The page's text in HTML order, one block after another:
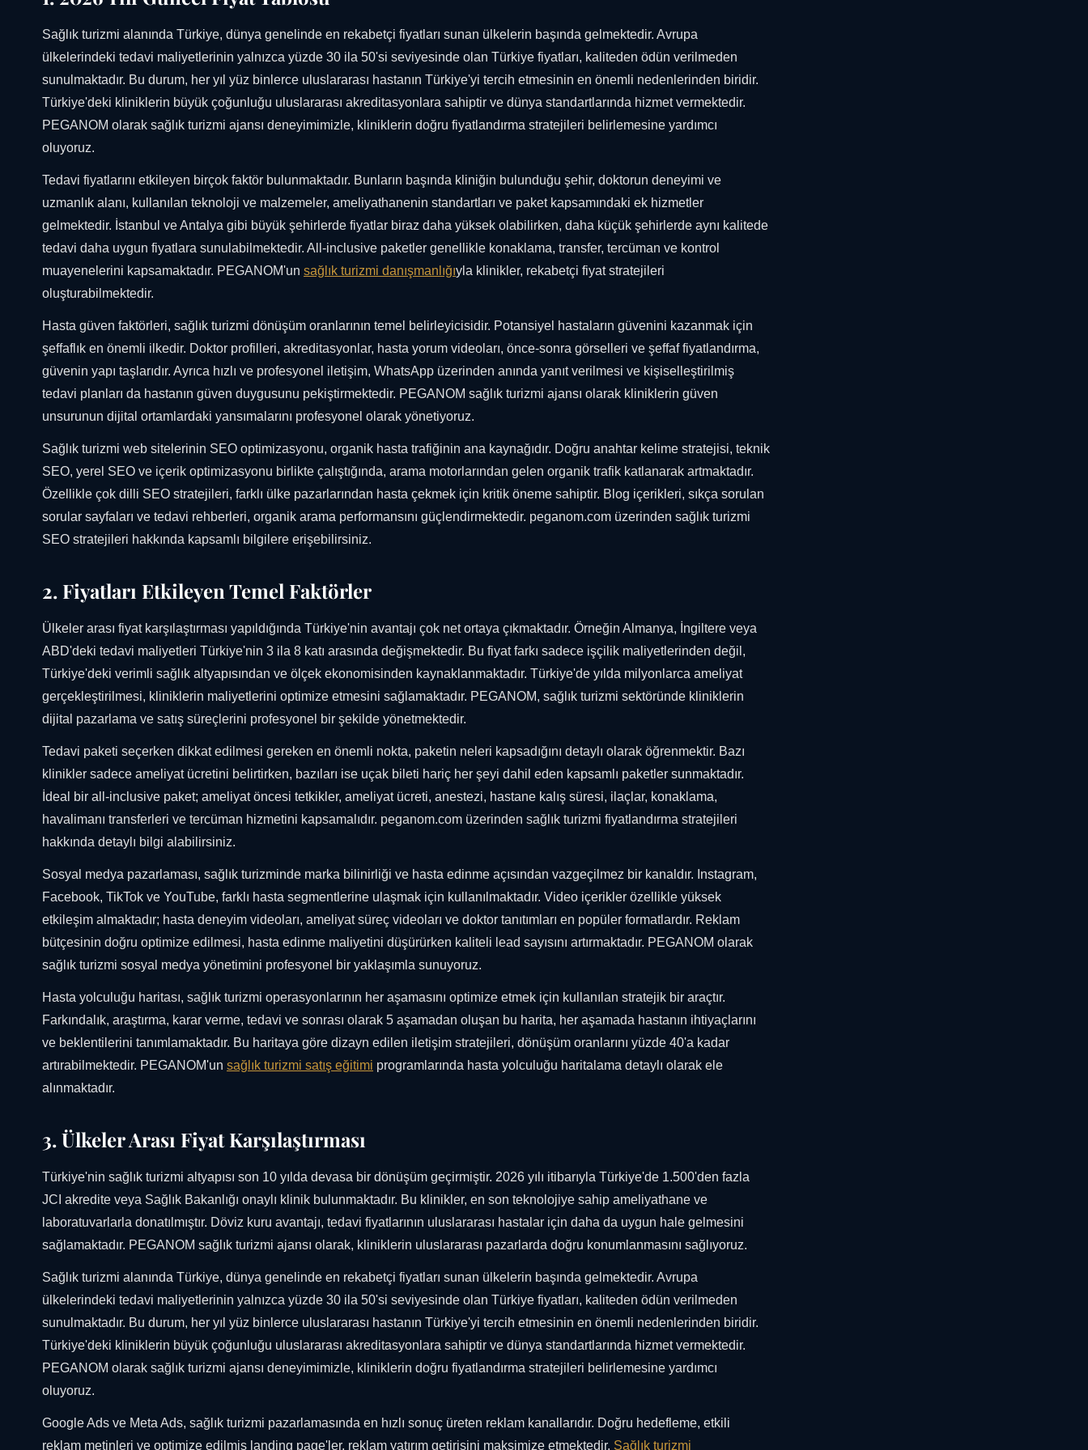
Sağlık turizmi alanında Türkiye, dünya genelinde en rekabetçi fiyatları sunan ülkelerin başında gelmektedir. Avrupa
ülkelerindeki tedavi maliyetlerinin yalnızca yüzde 30 ila 50'si seviyesinde olan Türkiye fiyatları, kaliteden ödün verilmeden
sunulmaktadır. Bu durum, her yıl yüz binlerce uluslararası hastanın Türkiye'yi tercih etmesinin en önemli nedenlerinden biridir.
Türkiye'deki kliniklerin büyük çoğunluğu uluslararası akreditasyonlara sahiptir ve dünya standartlarında hizmet vermektedir.
PEGANOM olarak sağlık turizmi ajansı deneyimimizle, kliniklerin doğru fiyatlandırma stratejileri belirlemesine yardımcı
oluyoruz.
Tedavi fiyatlarını etkileyen birçok faktör bulunmaktadır. Bunların başında kliniğin bulunduğu şehir, doktorun deneyimi ve
uzmanlık alanı, kullanılan teknoloji ve malzemeler, ameliyathanenin standartları ve paket kapsamındaki ek hizmetler
gelmektedir. İstanbul ve Antalya gibi büyük şehirlerde fiyatlar biraz daha yüksek olabilirken, daha küçük şehirlerde aynı kalitede
tedavi daha uygun fiyatlara sunulabilmektedir. All-inclusive paketler genellikle konaklama, transfer, tercüman ve kontrol
muayenelerini kapsamaktadır. PEGANOM'un sağlık turizmi danışmanlığıyla klinikler, rekabetçi fiyat stratejileri
oluşturabilmektedir.
Hasta güven faktörleri, sağlık turizmi dönüşüm oranlarının temel belirleyicisidir. Potansiyel hastaların güvenini kazanmak için
şeffaflık en önemli ilkedir. Doktor profilleri, akreditasyonlar, hasta yorum videoları, önce-sonra görselleri ve şeffaf fiyatlandırma,
güvenin yapı taşlarıdır. Ayrıca hızlı ve profesyonel iletişim, WhatsApp üzerinden anında yanıt verilmesi ve kişiselleştirilmiş
tedavi planları da hastanın güven duygusunu pekiştirmektedir. PEGANOM sağlık turizmi ajansı olarak kliniklerin güven
unsurunun dijital ortamlardaki yansımalarını profesyonel olarak yönetiyoruz.
Sağlık turizmi web sitelerinin SEO optimizasyonu, organik hasta trafiğinin ana kaynağıdır. Doğru anahtar kelime stratejisi, teknik
SEO, yerel SEO ve içerik optimizasyonu birlikte çalıştığında, arama motorlarından gelen organik trafik katlanarak artmaktadır.
Özellikle çok dilli SEO stratejileri, farklı ülke pazarlarından hasta çekmek için kritik öneme sahiptir. Blog içerikleri, sıkça sorulan
sorular sayfaları ve tedavi rehberleri, organik arama performansını güçlendirmektedir. peganom.com üzerinden sağlık turizmi
SEO stratejileri hakkında kapsamlı bilgilere erişebilirsiniz.
2. Fiyatları Etkileyen Temel Faktörler
Ülkeler arası fiyat karşılaştırması yapıldığında Türkiye'nin avantajı çok net ortaya çıkmaktadır. Örneğin Almanya, İngiltere veya
ABD'deki tedavi maliyetleri Türkiye'nin 3 ila 8 katı arasında değişmektedir. Bu fiyat farkı sadece işçilik maliyetlerinden değil,
Türkiye'deki verimli sağlık altyapısından ve ölçek ekonomisinden kaynaklanmaktadır. Türkiye'de yılda milyonlarca ameliyat
gerçekleştirilmesi, kliniklerin maliyetlerini optimize etmesini sağlamaktadır. PEGANOM, sağlık turizmi sektöründe kliniklerin
dijital pazarlama ve satış süreçlerini profesyonel bir şekilde yönetmektedir.
Tedavi paketi seçerken dikkat edilmesi gereken en önemli nokta, paketin neleri kapsadığını detaylı olarak öğrenmektir. Bazı
klinikler sadece ameliyat ücretini belirtirken, bazıları ise uçak bileti hariç her şeyi dahil eden kapsamlı paketler sunmaktadır.
İdeal bir all-inclusive paket; ameliyat öncesi tetkikler, ameliyat ücreti, anestezi, hastane kalış süresi, ilaçlar, konaklama,
havalimanı transferleri ve tercüman hizmetini kapsamalıdır. peganom.com üzerinden sağlık turizmi fiyatlandırma stratejileri
hakkında detaylı bilgi alabilirsiniz.
Sosyal medya pazarlaması, sağlık turizminde marka bilinirliği ve hasta edinme açısından vazgeçilmez bir kanaldır. Instagram,
Facebook, TikTok ve YouTube, farklı hasta segmentlerine ulaşmak için kullanılmaktadır. Video içerikler özellikle yüksek
etkileşim almaktadır; hasta deneyim videoları, ameliyat süreç videoları ve doktor tanıtımları en popüler formatlardır. Reklam
bütçesinin doğru optimize edilmesi, hasta edinme maliyetini düşürürken kaliteli lead sayısını artırmaktadır. PEGANOM olarak
sağlık turizmi sosyal medya yönetimini profesyonel bir yaklaşımla sunuyoruz.
Hasta yolculuğu haritası, sağlık turizmi operasyonlarının her aşamasını optimize etmek için kullanılan stratejik bir araçtır.
Farkındalık, araştırma, karar verme, tedavi ve sonrası olarak 5 aşamadan oluşan bu harita, her aşamada hastanın ihtiyaçlarını
ve beklentilerini tanımlamaktadır. Bu haritaya göre dizayn edilen iletişim stratejileri, dönüşüm oranlarını yüzde 40'a kadar
artırabilmektedir. PEGANOM'un sağlık turizmi satış eğitimi programlarında hasta yolculuğu haritalama detaylı olarak ele
alınmaktadır.
3. Ülkeler Arası Fiyat Karşılaştırması
Türkiye'nin sağlık turizmi altyapısı son 10 yılda devasa bir dönüşüm geçirmiştir. 2026 yılı itibarıyla Türkiye'de 1.500'den fazla
JCI akredite veya Sağlık Bakanlığı onaylı klinik bulunmaktadır. Bu klinikler, en son teknolojiye sahip ameliyathane ve
laboratuvarlarla donatılmıştır. Döviz kuru avantajı, tedavi fiyatlarının uluslararası hastalar için daha da uygun hale gelmesini
sağlamaktadır. PEGANOM sağlık turizmi ajansı olarak, kliniklerin uluslararası pazarlarda doğru konumlanmasını sağlıyoruz.
Sağlık turizmi alanında Türkiye, dünya genelinde en rekabetçi fiyatları sunan ülkelerin başında gelmektedir. Avrupa
ülkelerindeki tedavi maliyetlerinin yalnızca yüzde 30 ila 50'si seviyesinde olan Türkiye fiyatları, kaliteden ödün verilmeden
sunulmaktadır. Bu durum, her yıl yüz binlerce uluslararası hastanın Türkiye'yi tercih etmesinin en önemli nedenlerinden biridir.
Türkiye'deki kliniklerin büyük çoğunluğu uluslararası akreditasyonlara sahiptir ve dünya standartlarında hizmet vermektedir.
PEGANOM olarak sağlık turizmi ajansı deneyimimizle, kliniklerin doğru fiyatlandırma stratejileri belirlemesine yardımcı
oluyoruz.
Google Ads ve Meta Ads, sağlık turizmi pazarlamasında en hızlı sonuç üreten reklam kanallarıdır. Doğru hedefleme, etkili
reklam metinleri ve optimize edilmiş landing page'ler, reklam yatırım getirisini maksimize etmektedir. Sağlık turizmi